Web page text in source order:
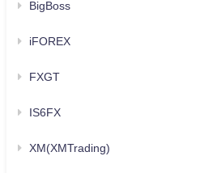
BigBoss
iFOREX
FXGT
IS6FX
XM(XMTrading)